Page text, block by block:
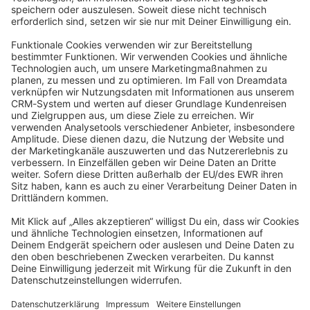
Angetrieben vonDiscourse, beste Erfahrung mit aktiviertem
community@shopware.com
Company
Press
Jobs
Newsletter
Store
Shopware 6 Handbook by
Splendid (German)
Shopware 6 - Product Feedback &